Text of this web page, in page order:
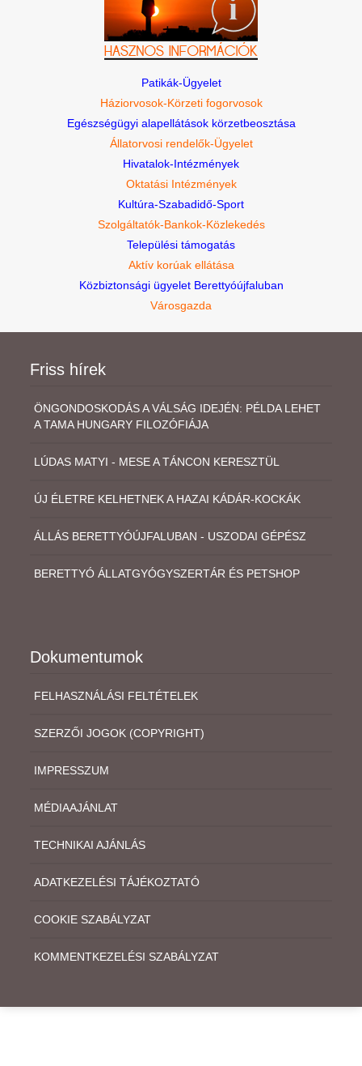
Patikák-Ügyelet
Háziorvosok-Körzeti fogorvosok
Egészségügyi alapellátások körzetbeosztása
Állatorvosi rendelők-Ügyelet
Hivatalok-Intézmények
Oktatási Intézmények
Kultúra-Szabadidő-Sport
Szolgáltatók-Bankok-Közlekedés
Települési támogatás
Aktív korúak ellátása
Közbiztonsági ügyelet Berettyóújfaluban
Városgazda
Friss hírek
ÖNGONDOSKODÁS A VÁLSÁG IDEJÉN: PÉLDA LEHET
A TAMA HUNGARY FILOZÓFIÁJA
LÚDAS MATYI - MESE A TÁNCON KERESZTÜL
ÚJ ÉLETRE KELHETNEK A HAZAI KÁDÁR-KOCKÁK
ÁLLÁS BERETTYÓÚJFALUBAN - USZODAI GÉPÉSZ
BERETTYÓ ÁLLATGYÓGYSZERTÁR ÉS PETSHOP
Dokumentumok
FELHASZNÁLÁSI FELTÉTELEK
SZERZŐI JOGOK (COPYRIGHT)
IMPRESSZUM
MÉDIAAJÁNLAT
TECHNIKAI AJÁNLÁS
ADATKEZELÉSI TÁJÉKOZTATÓ
COOKIE SZABÁLYZAT
KOMMENTKEZELÉSI SZABÁLYZAT